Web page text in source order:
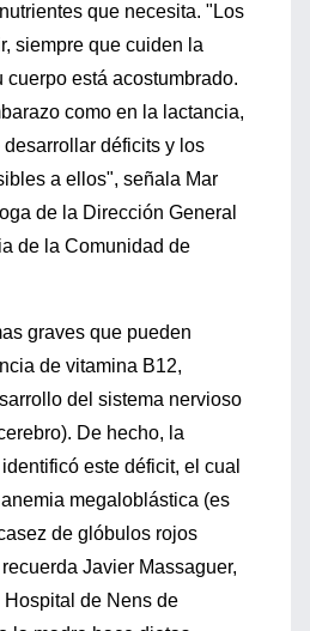
que necesita. "Los
siempre que cuiden la
cuerpo está acostumbrado.
como en la lactancia,
desarrollar déficits y los
a ellos", señala Mar
de la Dirección General
de la Comunidad de
graves que pueden
de vitamina B12,
del sistema nervioso
De hecho, la
este déficit, el cual
megaloblástica (es
de glóbulos rojos
Javier Massaguer,
de Nens de